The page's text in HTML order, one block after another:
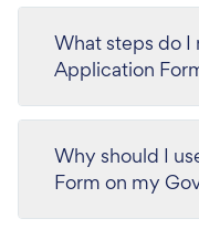
What steps do
Application
Why should I
Form on my